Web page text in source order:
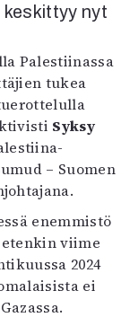
nyt
Palestiinassa
tukea
Syksy
– Suomen
enemmistö
viime
2024
ei